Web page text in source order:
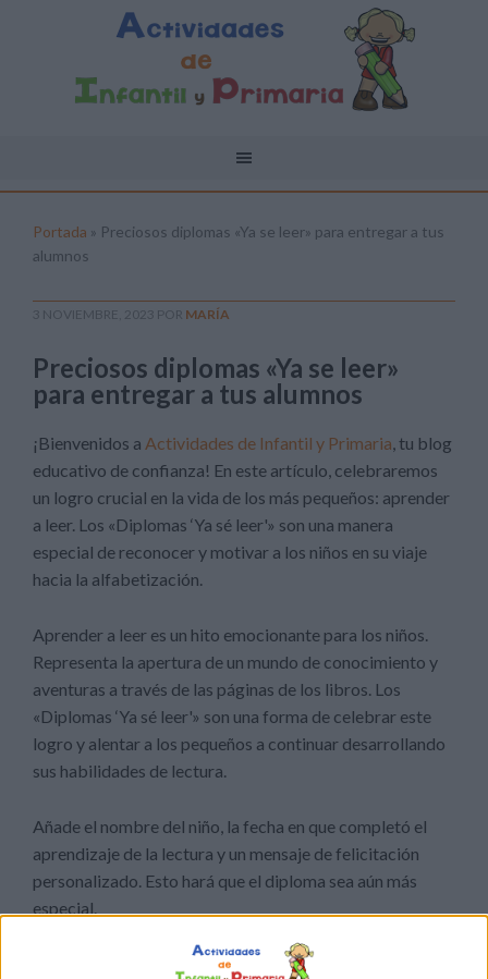
Portada » Preciosos diplomas «Ya se leer» para entregar a tus
alumnos
3 NOVIEMBRE, 2023 POR MARÍA
Preciosos diplomas «Ya se leer»
para entregar a tus alumnos
¡Bienvenidos a Actividades de Infantil y Primaria, tu blog
educativo de confianza! En este artículo, celebraremos
un logro crucial en la vida de los más pequeños: aprender
a leer. Los «Diplomas ‘Ya sé leer'» son una manera
especial de reconocer y motivar a los niños en su viaje
hacia la alfabetización.
Aprender a leer es un hito emocionante para los niños.
Representa la apertura de un mundo de conocimiento y
aventuras a través de las páginas de los libros. Los
«Diplomas ‘Ya sé leer'» son una forma de celebrar este
logro y alentar a los pequeños a continuar desarrollando
sus habilidades de lectura.
Añade el nombre del niño, la fecha en que completó el
aprendizaje de la lectura y un mensaje de felicitación
personalizado. Esto hará que el diploma sea aún más
especial.
Los diplomas no solo son un reconocimiento, sino